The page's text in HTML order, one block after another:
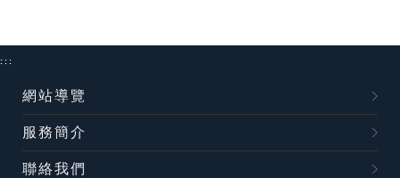
:::
網站導覽
服務簡介
聯絡我們